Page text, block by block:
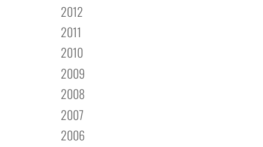
2012
2011
2010
2009
2008
2007
2006